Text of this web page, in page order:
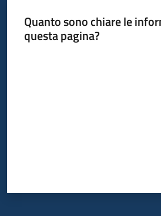
Quanto sono chiare le
questa pagina?